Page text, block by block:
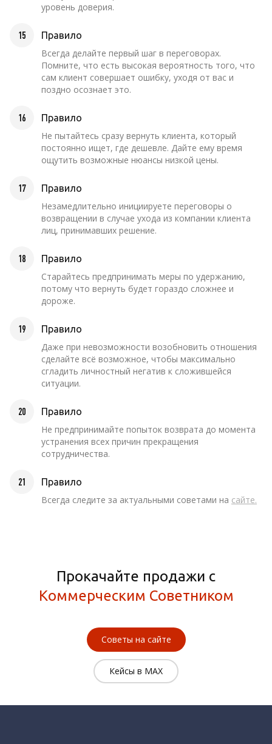
уровень доверия.
15 Правило
Всегда делайте первый шаг в переговорах.
Помните, что есть высокая вероятность того, что
сам клиент совершает ошибку, уходя от вас и
поздно осознает это.
16 Правило
Не пытайтесь сразу вернуть клиента, который
постоянно ищет, где дешевле. Дайте ему время
ощутить возможные нюансы низкой цены.
17 Правило
Незамедлительно инициируете переговоры о
возвращении в случае ухода из компании клиента
лиц, принимавших решение.
18 Правило
Старайтесь предпринимать меры по удержанию,
потому что вернуть будет гораздо сложнее и
дороже.
19 Правило
Даже при невозможности возобновить отношения
сделайте всё возможное, чтобы максимально
сгладить личностный негатив к сложившейся
ситуации.
20 Правило
Не предпринимайте попыток возврата до момента
устранения всех причин прекращения
сотрудничества.
21 Правило
Всегда следите за актуальными советами на сайте.
Прокачайте продажи с
Коммерческим Советником
Советы на сайте
Кейсы в MAX